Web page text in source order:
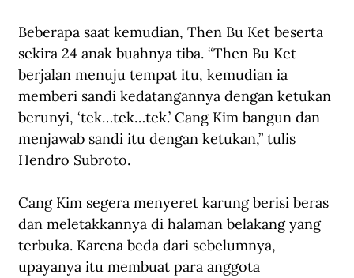
Beberapa saat kemudian, Then Bu Ket beserta
sekira 24 anak buahnya tiba. “Then Bu Ket
berjalan menuju tempat itu, kemudian ia
memberi sandi kedatangannya dengan ketukan
berunyi, ‘tek…tek…tek.’ Cang Kim bangun dan
menjawab sandi itu dengan ketukan,” tulis
Hendro Subroto.
Cang Kim segera menyeret karung berisi beras
dan meletakkannya di halaman belakang yang
terbuka. Karena beda dari sebelumnya,
upayanya itu membuat para anggota